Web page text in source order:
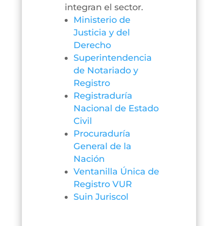
integran el sector.
Ministerio de
Justicia y del
Derecho
Superintendencia
de Notariado y
Registro
Registraduría
Nacional de Estado
Civil
Procuraduría
General de la
Nación
Ventanilla Única de
Registro VUR
Suin Juriscol